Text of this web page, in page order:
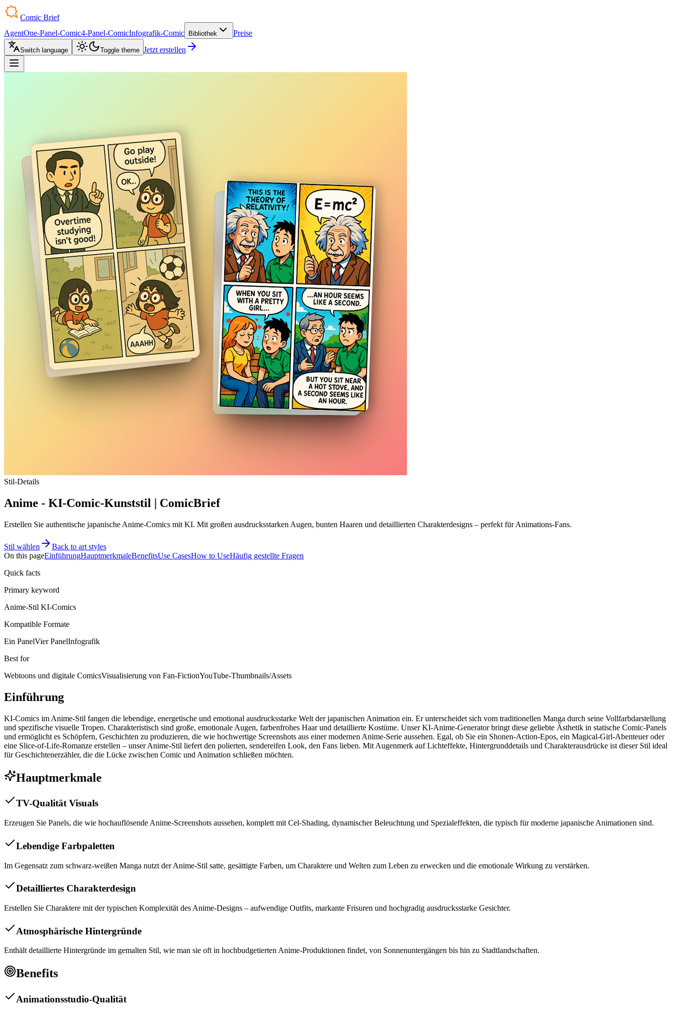
Comic Brief
AgentOne-Panel-Comic4-Panel-ComicInfografik-Comic Bibliothek Preise
Switch language Toggle theme Jetzt erstellen
Stil-Details
Anime - KI-Comic-Kunststil | ComicBrief
Erstellen Sie authentische japanische Anime-Comics mit KI. Mit großen ausdrucksstarken Augen, bunten Haaren und detaillierten Charakterdesigns – perfekt für Animations-Fans.
Stil wählen
Back to art styles
On this pageEinführungHauptmerkmaleBenefitsUse CasesHow to UseHäufig gestellte Fragen
Quick facts
Primary keyword
Anime-Stil KI-Comics
Kompatible Formate
Ein PanelVier PanelInfografik
Best for
Webtoons und digitale ComicsVisualisierung von Fan-FictionYouTube-Thumbnails/Assets
Einführung
KI-Comics im Anime-Stil fangen die lebendige, energetische und emotional ausdrucksstarke Welt der japanischen Animation ein. Er unterscheidet sich vom traditionellen Manga durch seine Vollfarbdarstellung
und spezifische visuelle Tropen. Charakteristisch sind große, emotionale Augen, farbenfrohes Haar und detaillierte Kostüme. Unser KI-Anime-Generator bringt diese geliebte Ästhetik in statische Comic-Panels
und ermöglicht es Schöpfern, Geschichten zu produzieren, die wie hochwertige Screenshots aus einer modernen Anime-Serie aussehen. Egal, ob Sie ein Shonen-Action-Epos, ein Magical-Girl-Abenteuer oder
eine Slice-of-Life-Romanze erstellen – unser Anime-Stil liefert den polierten, sendereifen Look, den Fans lieben. Mit Augenmerk auf Lichteffekte, Hintergrunddetails und Charakterausdrücke ist dieser Stil ideal
für Geschichtenerzähler, die die Lücke zwischen Comic und Animation schließen möchten.
Hauptmerkmale
TV-Qualität Visuals
Erzeugen Sie Panels, die wie hochauflösende Anime-Screenshots aussehen, komplett mit Cel-Shading, dynamischer Beleuchtung und Spezialeffekten, die typisch für moderne japanische Animationen sind.
Lebendige Farbpaletten
Im Gegensatz zum schwarz-weißen Manga nutzt der Anime-Stil satte, gesättigte Farben, um Charaktere und Welten zum Leben zu erwecken und die emotionale Wirkung zu verstärken.
Detailliertes Charakterdesign
Erstellen Sie Charaktere mit der typischen Komplexität des Anime-Designs – aufwendige Outfits, markante Frisuren und hochgradig ausdrucksstarke Gesichter.
Atmosphärische Hintergründe
Enthält detaillierte Hintergründe im gemalten Stil, wie man sie oft in hochbudgetierten Anime-Produktionen findet, von Sonnenuntergängen bis hin zu Stadtlandschaften.
Benefits
Animationsstudio-Qualität